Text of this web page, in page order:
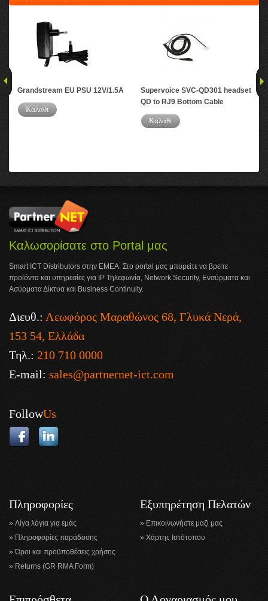
Grandstream EU PSU 12V/1.5A
Καλάθι
Supervoice SVC-QD301 headset
QD to RJ9 Bottom Cable
Καλάθι
Καλωσορίσατε στο Portal μας
Smart ICT Distributors στην ΕΜΕΑ. Στο portal μας μπορείτε να βρείτε
προϊόντα και υπηρεσίες για IP Τηλεφωνία, Network Security, Ενσύρματα και
Ασύρματα Δίκτυα και Business Continuity.
Διευθ.: Λεωφόρος Μαραθώνος 68, Γλυκά Νερά,
153 54, Ελλάδα
Τηλ.: 210 710 0000
E-mail: sales@partnernet-ict.com
FollowUs
Πληροφορίες
Λίγα λόγια για εμάς
Πληροφορίες παράδοσης
Όροι και προϋποθέσεις χρήσης
Returns (GR RMA Form)
Εξυπηρέτηση Πελατών
Επικοινωνήστε μαζί μας
Χάρτης Ιστότοπου